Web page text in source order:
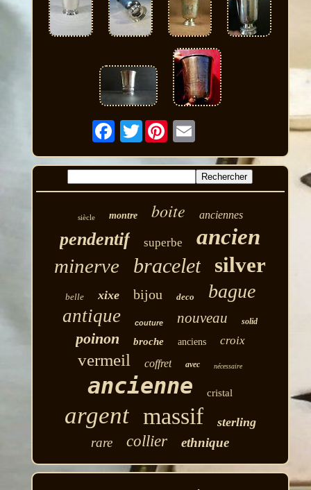
Twitter
siècle montre boite anciennes
pendentif superbe ancien
minerve bracelet silver
belle xixe bijou deco bague
antique couture nouveau solid
poinon broche anciens croix
vermeil coffret avec nécessaire
ancienne cristal
argent massif sterling
rare collier ethnique